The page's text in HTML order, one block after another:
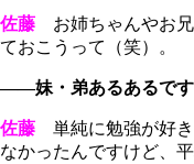
佐藤 お姉ちゃんやお兄
ておこうって（笑）。
――妹・弟あるあるです
佐藤 単純に勉強が好
なかったんですけど、